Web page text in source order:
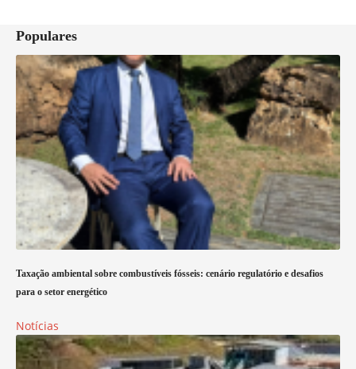
Populares
Taxação ambiental sobre combustíveis fósseis: cenário regulatório e desafios
para o setor energético
Notícias